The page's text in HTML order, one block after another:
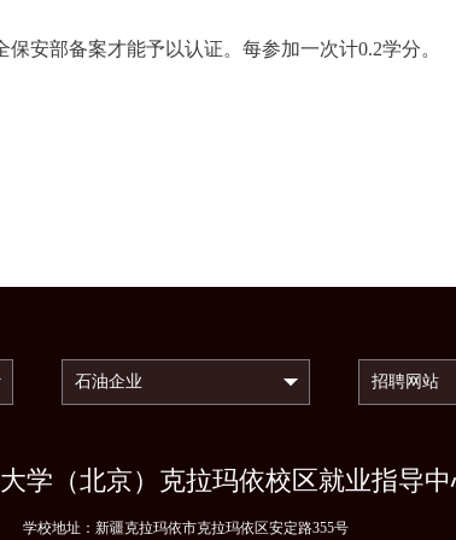
保安部备案才能予以认证。每参加一次计0.2学分。
学（北京）克拉玛依校区就业指导
学校地址：新疆克拉玛依市克拉玛依区安定路355号